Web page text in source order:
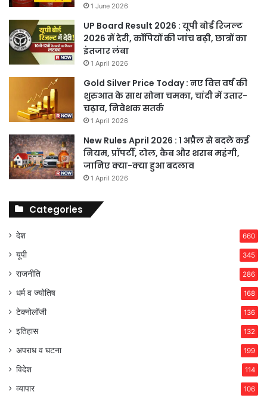
1 June 2026
UP Board Result 2026 : यूपी बोर्ड रिजल्ट
2026 में देरी, कॉपियों की जांच बढ़ी, छात्रों का
इंतजार लंबा
1 April 2026
Gold Silver Price Today : नए वित्त वर्ष की
शुरुआत के साथ सोना चमका, चांदी में उतार-
चढ़ाव, निवेशक सतर्क
1 April 2026
New Rules April 2026 : 1 अप्रैल से बदले कई
नियम, प्रॉपर्टी, टोल, कैब और शराब महंगी,
जानिए क्या-क्या हुआ बदलाव
1 April 2026
Categories
देश 660
यूपी 345
राजनीति 286
धर्म व ज्योतिष 168
टेक्नोलॉजी 136
इतिहास 132
अपराध व घटना 199
विदेश 114
व्यापार 106